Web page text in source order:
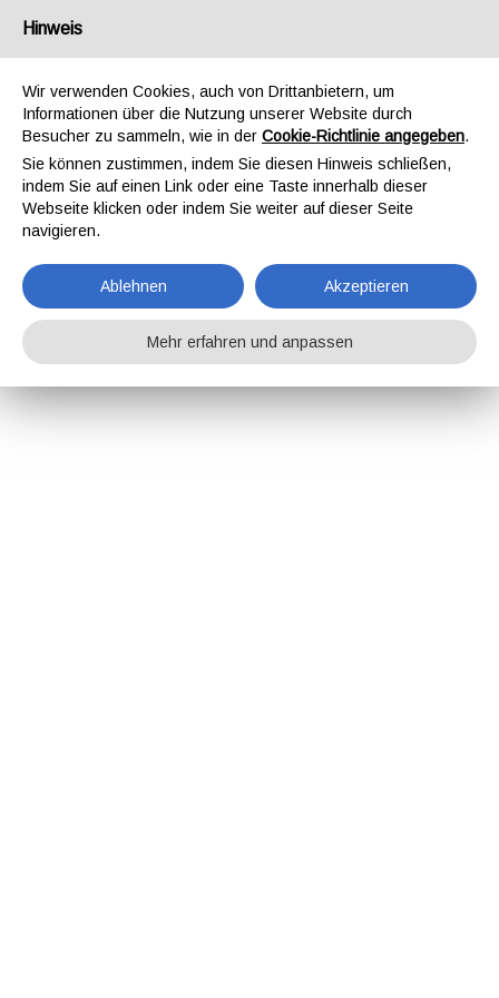
Hinweis
Wir verwenden Cookies, auch von Drittanbietern, um
Informationen über die Nutzung unserer Website durch
Besucher zu sammeln, wie in der Cookie-Richtlinie angegeben.
Sie können zustimmen, indem Sie diesen Hinweis schließen,
indem Sie auf einen Link oder eine Taste innerhalb dieser
Webseite klicken oder indem Sie weiter auf dieser Seite
navigieren.
Ablehnen Akzeptieren
Mehr erfahren und anpassen